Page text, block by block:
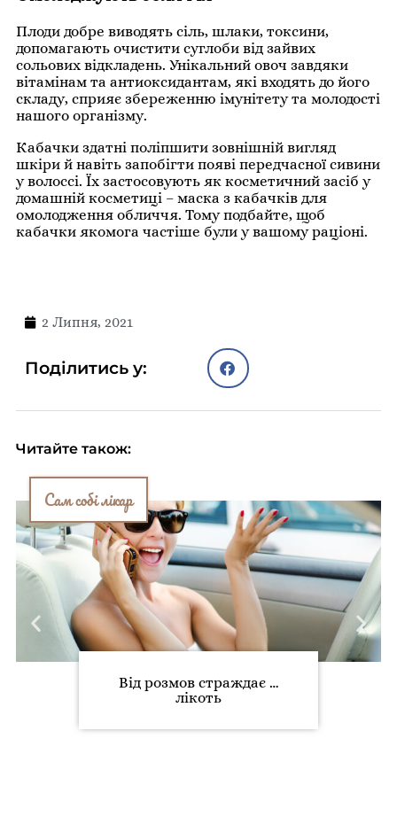
Плоди добре виводять сіль, шлаки, токсини,
допомагають очистити суглоби від зайвих
сольових відкладень. Унікальний овоч завдяки
вітамінам та антиоксидантам, які входять до його
складу, сприяє збереженню імунітету та молодості
нашого організму.
Кабачки здатні поліпшити зовнішній вигляд
шкіри й навіть запобігти появі передчасної сивини
у волоссі. Їх застосовують як косметичний засіб у
домашній косметиці – маска з кабачків для
омолодження обличчя. Тому подбайте, щоб
кабачки якомога частіше були у вашому раціоні.
2 Липня, 2021
Поділитись у:
Читайте також:
Сам собі лікар
Від розмов страждає …
лікоть